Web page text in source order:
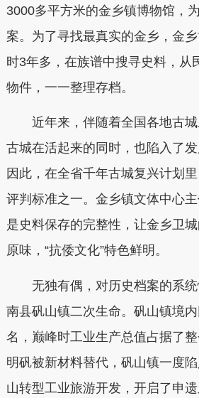
3000多平方米的金乡镇博物馆，
案。为了寻找最真实的金乡，金
时3年多，在族谱中搜寻史料，从
物件，一一整理存档。
近年来，伴随着全国各地古城
古城在活起来的同时，也陷入了发
因此，在全省千年古城复兴计划
评判标准之一。金乡镇文体中心
是史料保存的完整性，让金乡卫
原味，“抗倭文化”特色鲜明。
无独有偶，对历史档案的系统
南县矾山镇二次生命。矾山镇境
名，巅峰时工业生产总值占据了
明矾被新材料替代，矾山镇一度
山转型工业旅游开发，开启了申